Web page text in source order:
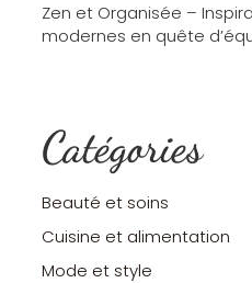
Zen et Organisée –
modernes en quête
Catégories
Beauté et soins
Cuisine et alimentation
Mode et style